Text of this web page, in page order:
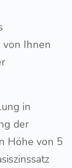
von Ihnen
in
der
Höhe von 5